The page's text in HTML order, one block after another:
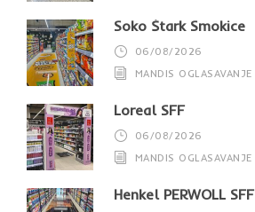
Soko Štark Smokice
06/08/2026
MANDIS OGLASAVANJE
Loreal SFF
06/08/2026
MANDIS OGLASAVANJE
Henkel PERWOLL SFF